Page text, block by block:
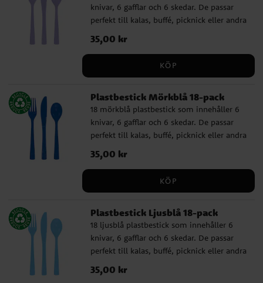
knivar, 6 gafflar och 6 skedar. De passar
perfekt till kalas, buffé, picknick eller andra
tillfällen där du vill duka enkelt, praktiskt
och färgglatt. ✔️ Innehåller 6 knivar, 6
gafflar och 6 skedar ✔️ Återanvändbara och
Pris:35,00 kr
35,00 kr
KÖP
Plastbestick Mörkblå 18-pack
18 mörkblå plastbestick som innehåller 6
knivar, 6 gafflar och 6 skedar. De passar
perfekt till kalas, buffé, picknick eller andra
tillfällen där du vill duka enkelt, praktiskt
och färgglatt. ✔️ Innehåller 6 knivar, 6
Pris:35,00 kr
35,00 kr
KÖP
Plastbestick Ljusblå 18-pack
18 ljusblå plastbestick som innehåller 6
knivar, 6 gafflar och 6 skedar. De passar
perfekt till kalas, buffé, picknick eller andra
tillfällen där du vill duka enkelt, praktiskt
och färgglatt. ✔️ Innehåller 6 knivar, 6
Pris:35,00 kr
35,00 kr